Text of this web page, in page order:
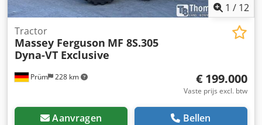
1 / 12
Prüm 228 km
Tractor
Massey Ferguson MF 8S.305
Dyna-VT Exclusive
€ 199.000
Vaste prijs excl. btw
Aanvragen Bellen